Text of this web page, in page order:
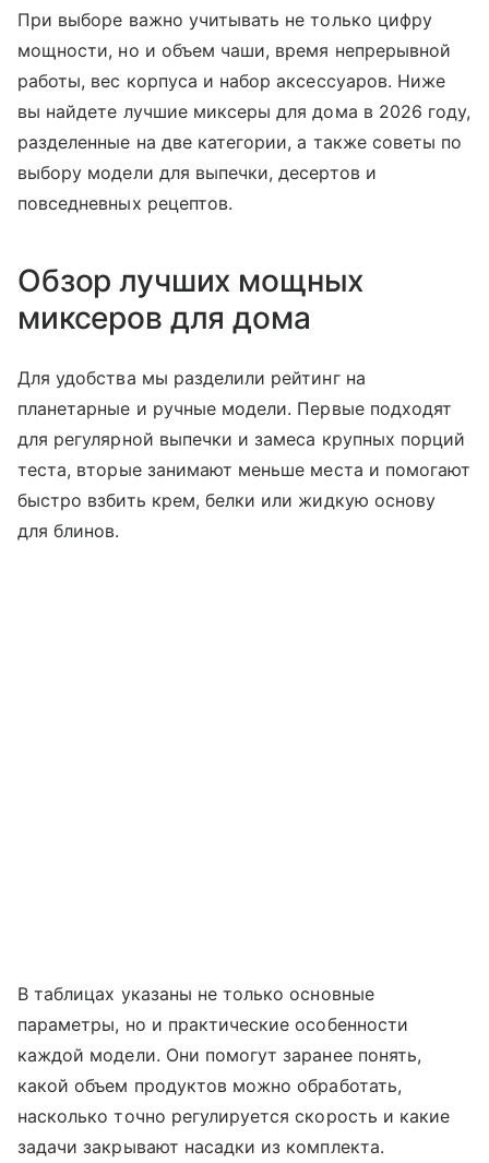
При выборе важно учитывать не только цифру
мощности, но и объем чаши, время непрерывной
работы, вес корпуса и набор аксессуаров. Ниже
вы найдете лучшие миксеры для дома в 2026 году,
разделенные на две категории, а также советы по
выбору модели для выпечки, десертов и
повседневных рецептов.
Обзор лучших мощных
миксеров для дома
Для удобства мы разделили рейтинг на
планетарные и ручные модели. Первые подходят
для регулярной выпечки и замеса крупных порций
теста, вторые занимают меньше места и помогают
быстро взбить крем, белки или жидкую основу
для блинов.
В таблицах указаны не только основные
параметры, но и практические особенности
каждой модели. Они помогут заранее понять,
какой объем продуктов можно обработать,
насколько точно регулируется скорость и какие
задачи закрывают насадки из комплекта.